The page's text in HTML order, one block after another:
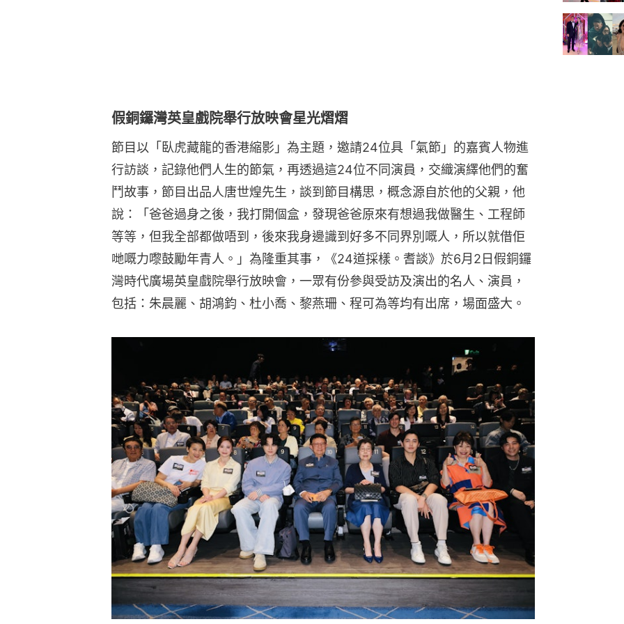
假銅鑼灣英皇戲院舉行放映會星光熠熠
節目以「臥虎藏龍的香港縮影」為主題，邀請24位具「氣節」的嘉賓人物進
行訪談，記錄他們人生的節氣，再透過這24位不同演員，交織演繹他們的奮
鬥故事，節目出品人唐世煌先生，談到節目構思，概念源自於他的父親，他
說：「爸爸過身之後，我打開個盒，發現爸爸原來有想過我做醫生、工程師
等等，但我全部都做唔到，後來我身邊識到好多不同界別嘅人，所以就借佢
哋嘅力嚟鼓勵年青人。」為隆重其事，《24道採樣。耆談》於6月2日假銅鑼
灣時代廣場英皇戲院舉行放映會，一眾有份參與受訪及演出的名人、演員，
包括：朱晨麗、胡鴻鈞、杜小喬、黎燕珊、程可為等均有出席，場面盛大。